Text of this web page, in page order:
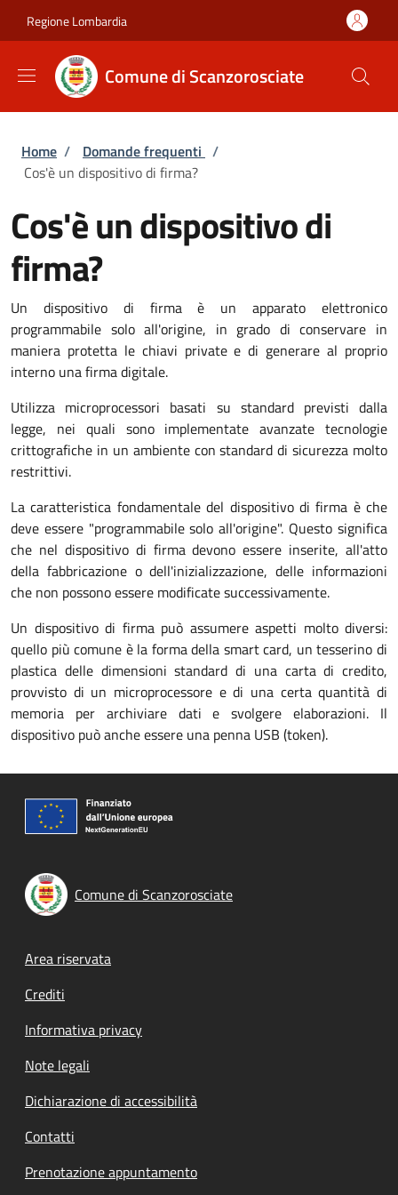
Regione Lombardia
Comune di Scanzorosciate
Briciole di pane
Home / Domande frequenti /
Cos'è un dispositivo di firma?
Cos'è un dispositivo di
firma?
Un dispositivo di firma è un apparato elettronico
programmabile solo all'origine, in grado di conservare in
maniera protetta le chiavi private e di generare al proprio
interno una firma digitale.
Utilizza microprocessori basati su standard previsti dalla
legge, nei quali sono implementate avanzate tecnologie
crittografiche in un ambiente con standard di sicurezza molto
restrittivi.
La caratteristica fondamentale del dispositivo di firma è che
deve essere "programmabile solo all'origine". Questo significa
che nel dispositivo di firma devono essere inserite, all'atto
della fabbricazione o dell'inizializzazione, delle informazioni
che non possono essere modificate successivamente.
Un dispositivo di firma può assumere aspetti molto diversi:
quello più comune è la forma della smart card, un tesserino di
plastica delle dimensioni standard di una carta di credito,
provvisto di un microprocessore e di una certa quantità di
memoria per archiviare dati e svolgere elaborazioni. Il
dispositivo può anche essere una penna USB (token).
Comune di Scanzorosciate
Footer menu
Area riservata
Crediti
Informativa privacy
Note legali
Dichiarazione di accessibilità
Contatti
Prenotazione appuntamento